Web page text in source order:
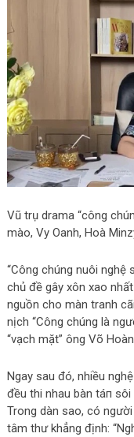
Vũ trụ drama “công
mào, Vy Oanh, Hoà
“Công chúng nuôi nghệ
chủ đề gây xôn xao
nguồn cho màn tranh
nịch “Công chúng là
“vạch mặt” ông Võ
Ngay sau đó, nhiều
đều thi nhau bàn táп sôi
Trong dàn sao, có
tâm thư khẳng định: